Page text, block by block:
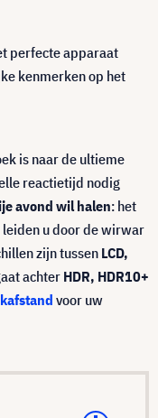
perfecte apparaat
kenmerken op het
is naar de ultieme
reactietijd nodig
avond wil halen: het
leiden u door de wirwar
zijn tussen LCD,
achter HDR, HDR10+
voor uw